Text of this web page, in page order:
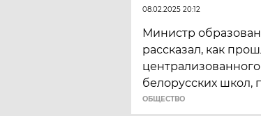
08.02.2025 20:12
Министр
рассказал, как
белорусских школ,
ОБЩЕСТВО